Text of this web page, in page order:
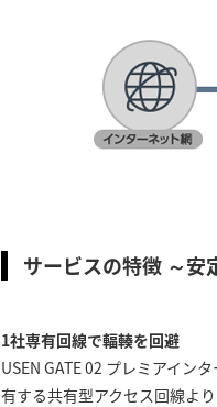
サービスの特徴 ～安
1社専有回線で輻輳を回避
USEN GATE 02 プレミアイン
有する共有型アクセス回線よ